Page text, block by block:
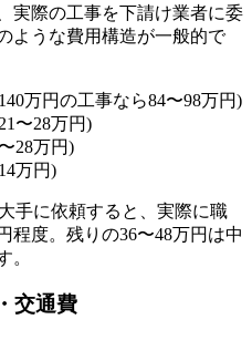
実際の工事を下請け業者に委
ような費用構造が一般的で
万円の工事なら84〜98万円)
〜28万円)
28万円)
万円)
手に依頼すると、実際に職
程度。残りの36〜48万円は中
。
交通費